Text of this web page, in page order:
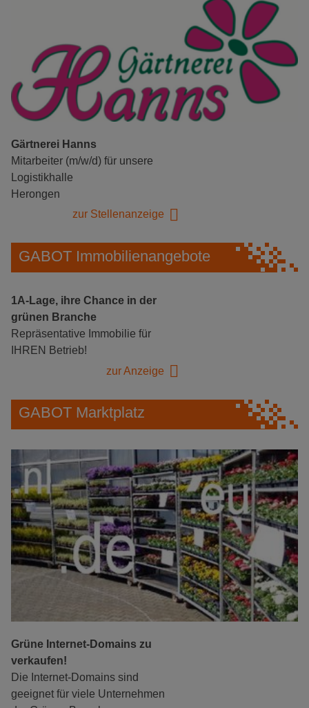
Gärtnerei Hanns
Mitarbeiter (m/w/d) für unsere
Logistikhalle
Herongen
zur Stellenanzeige
GABOT Immobilienangebote
1A-Lage, ihre Chance in der
grünen Branche
Repräsentative Immobilie für
IHREN Betrieb!
zur Anzeige
GABOT Marktplatz
Grüne Internet-Domains zu
verkaufen!
Die Internet-Domains sind
geeignet für viele Unternehmen